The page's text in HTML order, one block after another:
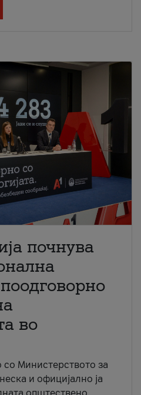
почнува
во
со Министерството за
и официјално ја